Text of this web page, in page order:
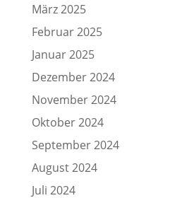
März 2025
Februar 2025
Januar 2025
Dezember 2024
November 2024
Oktober 2024
September 2024
August 2024
Juli 2024